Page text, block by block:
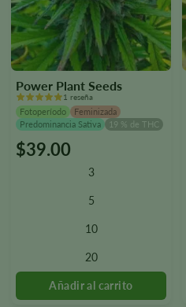
Power Plant Seeds
1 reseña
Fotoperíodo
Feminizada
Predominancia Sativa
19 % de THC
$39.00
3
5
10
20
Este
pueden
seleccionar